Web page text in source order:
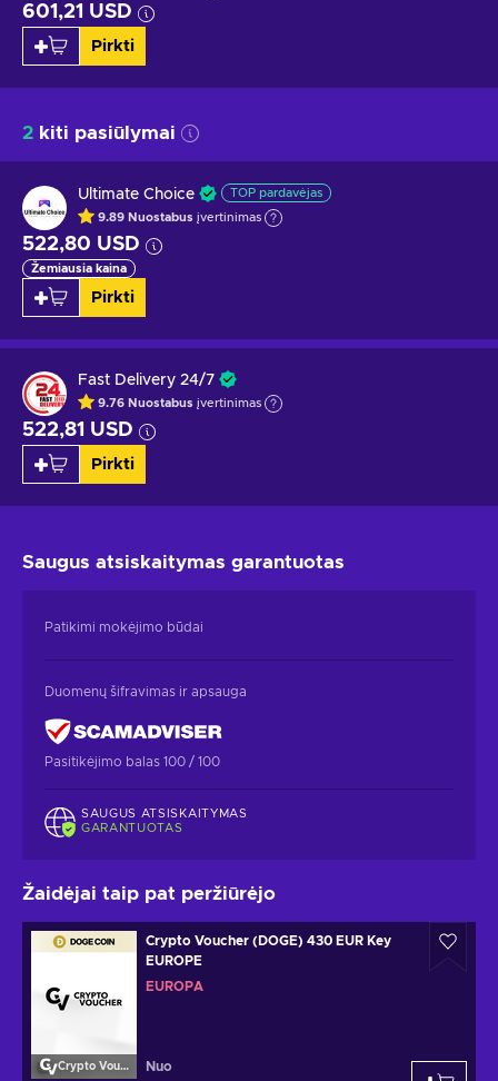
601,21 USD
Pirkti
2 kiti pasiūlymai
Ultimate Choice TOP pardavėjas
9.89 Nuostabus įvertinimas
522,80 USD
Žemiausia kaina
Pirkti
Fast Delivery 24/7
9.76 Nuostabus įvertinimas
522,81 USD
Pirkti
Saugus atsiskaitymas garantuotas
Patikimi mokėjimo būdai
Duomenų šifravimas ir apsauga
Pasitikėjimo balas 100 / 100
SAUGUS ATSISKAITYMAS
GARANTUOTAS
Žaidėjai taip pat peržiūrėjo
Crypto Voucher
Crypto Voucher (DOGE) 430 EUR Key
EUROPE
EUROPA
Nuo